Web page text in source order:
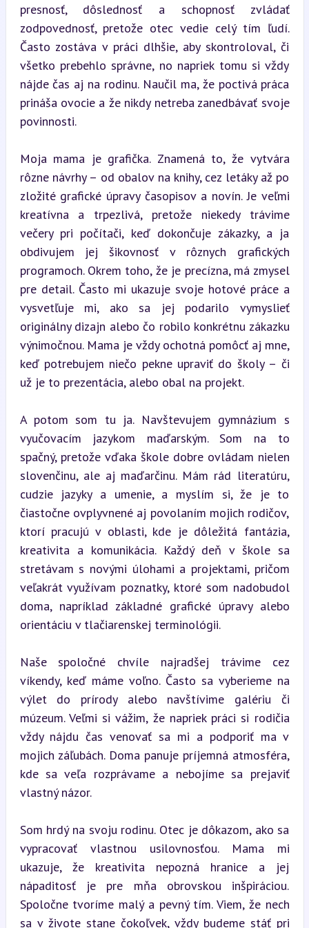
presnosť, dôslednosť a schopnosť zvládať
zodpovednosť, pretože otec vedie celý tím ľudí.
Často zostáva v práci dlhšie, aby skontroloval, či
všetko prebehlo správne, no napriek tomu si vždy
nájde čas aj na rodinu. Naučil ma, že poctivá práca
prináša ovocie a že nikdy netreba zanedbávať svoje
povinnosti.
Moja mama je grafička. Znamená to, že vytvára
rôzne návrhy – od obalov na knihy, cez letáky až po
zložité grafické úpravy časopisov a novín. Je veľmi
kreatívna a trpezlivá, pretože niekedy trávime
večery pri počítači, keď dokončuje zákazky, a ja
obdivujem jej šikovnosť v rôznych grafických
programoch. Okrem toho, že je precízna, má zmysel
pre detail. Často mi ukazuje svoje hotové práce a
vysvetľuje mi, ako sa jej podarilo vymyslieť
originálny dizajn alebo čo robilo konkrétnu zákazku
výnimočnou. Mama je vždy ochotná pomôcť aj mne,
keď potrebujem niečo pekne upraviť do školy – či
už je to prezentácia, alebo obal na projekt.
A potom som tu ja. Navštevujem gymnázium s
vyučovacím jazykom maďarským. Som na to
spačný, pretože vďaka škole dobre ovládam nielen
slovenčinu, ale aj maďarčinu. Mám rád literatúru,
cudzie jazyky a umenie, a myslím si, že je to
čiastočne ovplyvnené aj povolaním mojich rodičov,
ktorí pracujú v oblasti, kde je dôležitá fantázia,
kreativita a komunikácia. Každý deň v škole sa
stretávam s novými úlohami a projektami, pričom
veľakrát využívam poznatky, ktoré som nadobudol
doma, napríklad základné grafické úpravy alebo
orientáciu v tlačiarenskej terminológii.
Naše spoločné chvíle najradšej trávime cez
víkendy, keď máme voľno. Často sa vyberieme na
výlet do prírody alebo navštívime galériu či
múzeum. Veľmi si vážim, že napriek práci si rodičia
vždy nájdu čas venovať sa mi a podporiť ma v
mojich záľubách. Doma panuje príjemná atmosféra,
kde sa veľa rozprávame a nebojíme sa prejaviť
vlastný názor.
Som hrdý na svoju rodinu. Otec je dôkazom, ako sa
vypracovať vlastnou usilovnosťou. Mama mi
ukazuje, že kreativita nepozná hranice a jej
nápaditosť je pre mňa obrovskou inšpiráciou.
Spoločne tvoríme malý a pevný tím. Viem, že nech
sa v živote stane čokoľvek, vždy budeme stáť pri